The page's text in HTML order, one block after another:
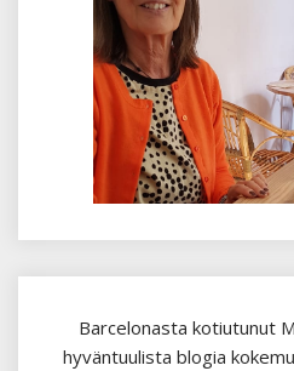
Barcelonasta kotiutunut
hyväntuulista blogia